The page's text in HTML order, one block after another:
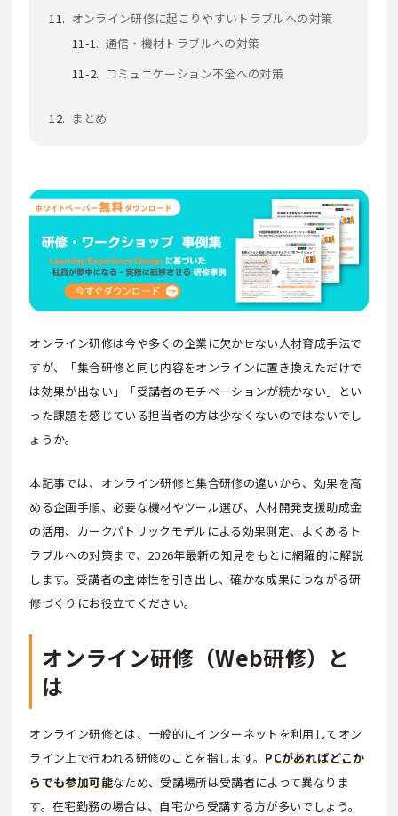
オンライン研修に起こりやすいトラブルへの対策
通信・機材トラブルへの対策
コミュニケーション不全への対策
まとめ
オンライン研修は今や多くの企業に欠かせない人材育成手法で
すが、「集合研修と同じ内容をオンラインに置き換えただけで
は効果が出ない」「受講者のモチベーションが続かない」とい
った課題を感じている担当者の方は少なくないのではないでし
ょうか。
本記事では、オンライン研修と集合研修の違いから、効果を高
める企画手順、必要な機材やツール選び、人材開発支援助成金
の活用、カークパトリックモデルによる効果測定、よくあるト
ラブルへの対策まで、2026年最新の知見をもとに網羅的に解説
します。受講者の主体性を引き出し、確かな成果につながる研
修づくりにお役立てください。
オンライン研修（Web研修）と
は
オンライン研修とは、一般的にインターネットを利用してオン
ライン上で行われる研修のことを指します。 PCがあればどこか
らでも参加可能なため、受講場所は受講者によって異なりま
す。在宅勤務の場合は、自宅から受講する方が多いでしょう。